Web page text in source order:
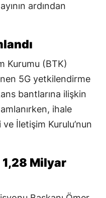
ardından
Kurumu (BTK)
5G yetkilendirme
bantlarına ilişkin
ihale
İletişim Kurulu’nun
1,28 Milyar